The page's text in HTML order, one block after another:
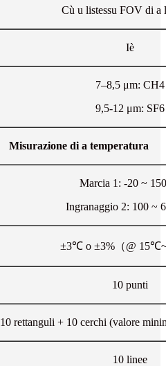
Cù u listessu FOV di a
Iè
7–8,5 μm: CH4
9,5-12 μm: SF6
Misurazione di a temperatura
Marcia 1: -20 ~
Ingranaggio 2: 100 ~
±3℃ o ±3%（@
10 punti
10 rettanguli + 10 cerchi (valore
10 linee